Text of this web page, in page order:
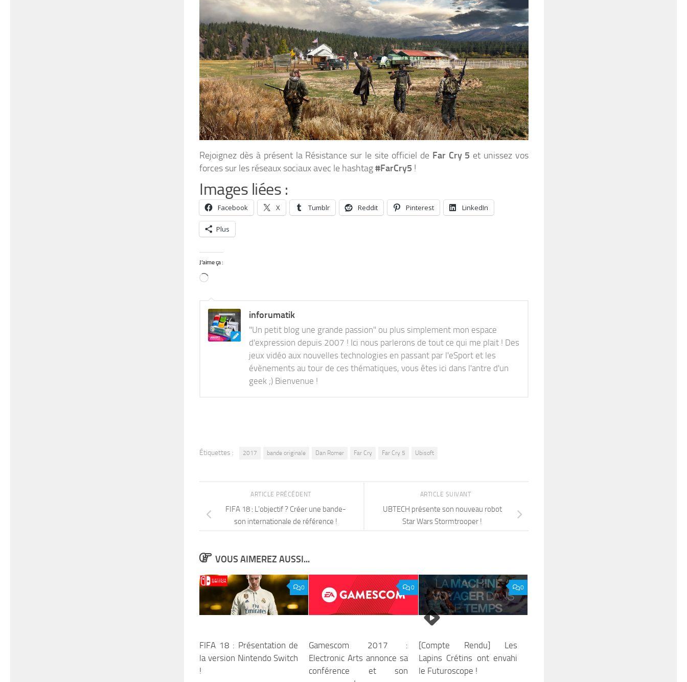
Rejoignez dès à présent la Résistance sur le site officiel de Far Cry 5 et unissez vos
forces sur les réseaux sociaux avec le hashtag#FarCry5 !
Images liées :
Facebook X Tumblr Reddit Pinterest LinkedIn
Plus
J’aime ça :
Chargement…
inforumatik
"Un petit blog une grande passion" ou plus simplement mon espace
d'expression depuis 2007 ! Ici nous parlerons de tout ce qui me plait ! Des
jeux vidéo aux nouvelles technologies en passant par l'eSport et les
évènements au tour de ces thématiques, vous êtes ici dans l'antre d'un
geek ;) Bienvenue !
Étiquettes : 2017 bande originale Dan Romer Far Cry Far Cry 5 Ubisoft
ARTICLE SUIVANT
UBTECH présente son nouveau robot
Star Wars Stormtrooper !
ARTICLE PRÉCÉDENT
FIFA 18 : L’objectif ? Créer une bande-
son internationale de référence !
VOUS AIMEREZ AUSSI...
0
FIFA 18 : Présentation de
la version Nintendo Switch
!
0
Gamescom 2017 :
Electronic Arts annonce sa
conférence et son
0
[Compte Rendu] Les
Lapins Crétins ont envahi
le Futuroscope !